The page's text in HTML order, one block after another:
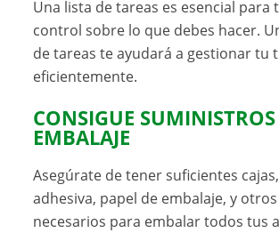
Una lista de tareas es esencial para
control sobre lo que debes hacer.
de tareas te ayudará a gestionar tu
eficientemente.
CONSIGUE SUMINISTROS
EMBALAJE
Asegúrate de tener suficientes
adhesiva, papel de embalaje, y
necesarios para embalar todos tus